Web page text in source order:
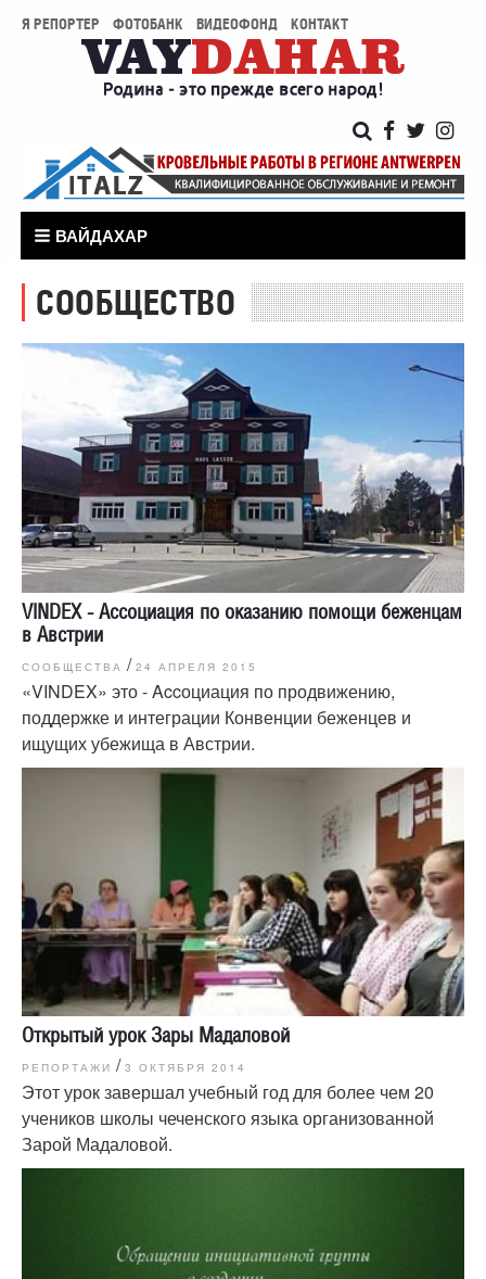
Я РЕПОРТЕР ФОТОБАНК ВИДЕОФОНД КОНТАКТ
ВАЙДАХАР
СООБЩЕСТВО
VINDEX - Ассоциация по оказанию помощи беженцам
в Австрии
СООБЩЕСТВА / 24 АПРЕЛЯ 2015
«VINDEX» это - Accоциация по продвижению,
поддержке и интеграции Конвенции беженцев и
ищущих убежища в Австрии.
Открытый урок Зары Мадаловой
РЕПОРТАЖИ / 3 ОКТЯБРЯ 2014
Этот урок завершал учебный год для более чем 20
учеников школы чеченского языка организованной
Зарой Мадаловой.